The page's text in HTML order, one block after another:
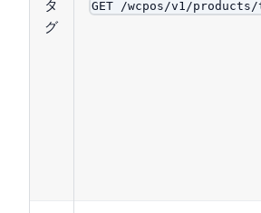
タ
グ
GET /wcpos/v1/products/